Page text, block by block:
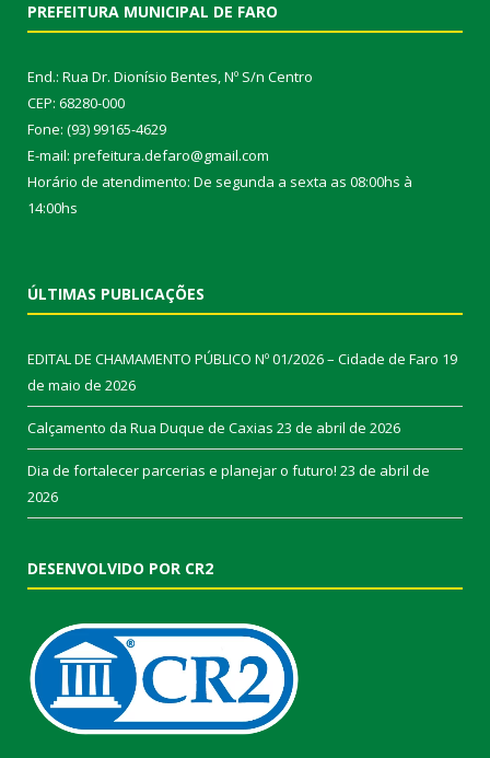
PREFEITURA MUNICIPAL DE FARO
End.: Rua Dr. Dionísio Bentes, Nº S/n Centro
CEP: 68280-000
Fone: (93) 99165-4629
E-mail: prefeitura.defaro@gmail.com
Horário de atendimento: De segunda a sexta as 08:00hs à
14:00hs
ÚLTIMAS PUBLICAÇÕES
EDITAL DE CHAMAMENTO PÚBLICO Nº 01/2026 – Cidade de Faro 19
de maio de 2026
Calçamento da Rua Duque de Caxias 23 de abril de 2026
Dia de fortalecer parcerias e planejar o futuro! 23 de abril de
2026
DESENVOLVIDO POR CR2